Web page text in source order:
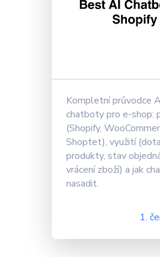
Kompletní průvodce
chatboty pro e-shop:
(Shopify,
Shoptet), využití
produkty, stav
vrácení zboží) a jak
nasadit.
1.